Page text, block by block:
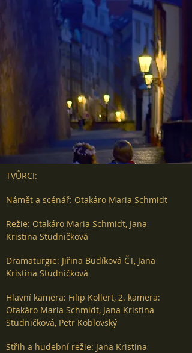
TVŮRCI:
Námět a scénář: Otakáro Maria Schmidt
Režie: Otakáro Maria Schmidt, Jana
Kristina Studničková
Dramaturgie: Jiřina Budíková ČT, Jana
Kristina Studničková
Hlavní kamera: Filip Kollert, 2. kamera:
Otakáro Maria Schmidt, Jana Kristina
Studničková, Petr Koblovský
Střih a hudební režie: Jana Kristina